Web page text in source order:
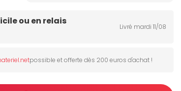
ou en relais
Livré mardi 11/08
possible et offerte dès 200 euros d'achat !